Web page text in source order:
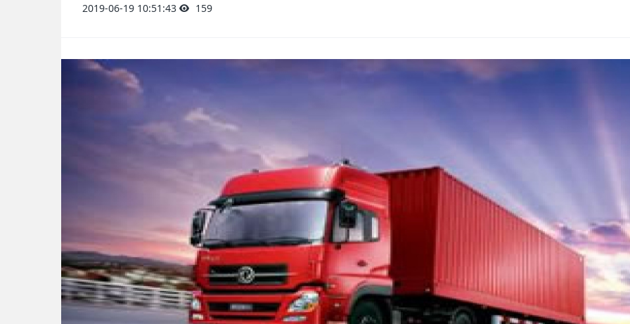
2019-06-19 10:51:43 159